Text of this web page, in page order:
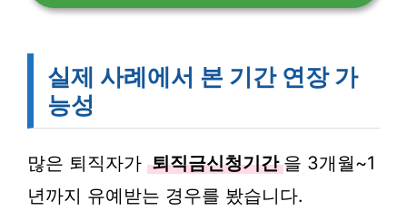
실제 사례에서 본 기간 연장 가
능성
많은 퇴직자가 퇴직금신청기간 을 3개월~1
년까지 유예받는 경우를 봤습니다.